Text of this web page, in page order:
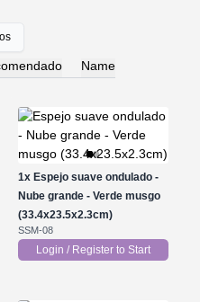
Name
1x Espejo suave ondulado -
Nube grande - Verde musgo
(33.4x23.5x2.3cm)
SSM-08
Login / Register to Start